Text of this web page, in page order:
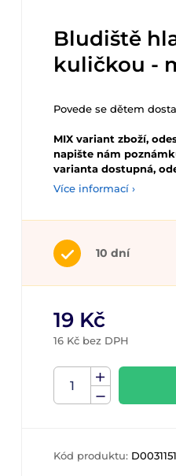
Bludiště
kuličkou -
Povede se dětem
MIX variant zboží,
napište nám
varianta dostupná,
Více informací ›
10 dní
19 Kč
16 Kč bez DPH
Kód produktu: